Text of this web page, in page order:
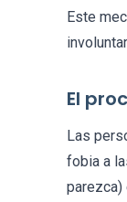
Este
El
Las
fobia a
parezca)